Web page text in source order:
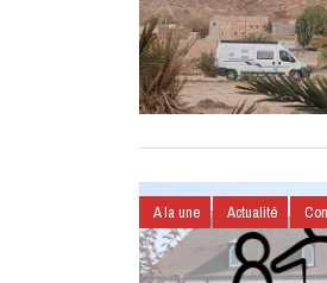
A la une Actualité